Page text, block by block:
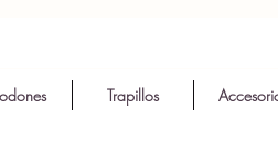
Trapillos